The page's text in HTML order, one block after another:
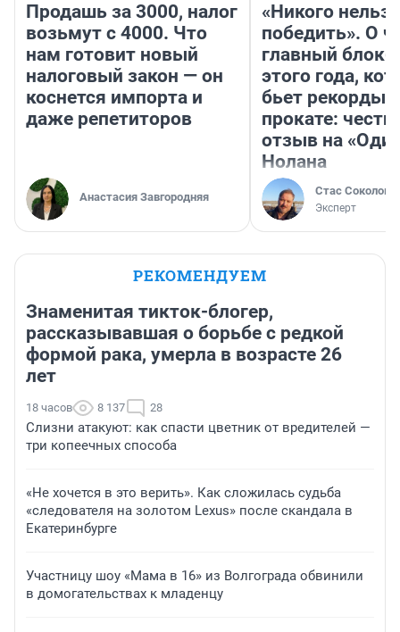
Продашь за 3000, налог
возьмут с 4000. Что
нам готовит новый
налоговый закон — он
коснется импорта и
даже репетиторов
Анастасия Завгородняя
«Никого нельзя
победить». О
главный
этого года,
бьет рекорды в
прокате:
отзыв на
Нолана
Стас Соколов
Эксперт
РЕКОМЕНДУЕМ
Знаменитая тикток-блогер,
рассказывавшая о борьбе с редкой
формой рака, умерла в возрасте 26
лет
18 часов 8 137 28
Слизни атакуют: как спасти цветник от вредителей —
три копеечных способа
«Не хочется в это верить». Как сложилась судьба
«следователя на золотом Lexus» после скандала в
Екатеринбурге
Участницу шоу «Мама в 16» из Волгограда обвинили
в домогательствах к младенцу